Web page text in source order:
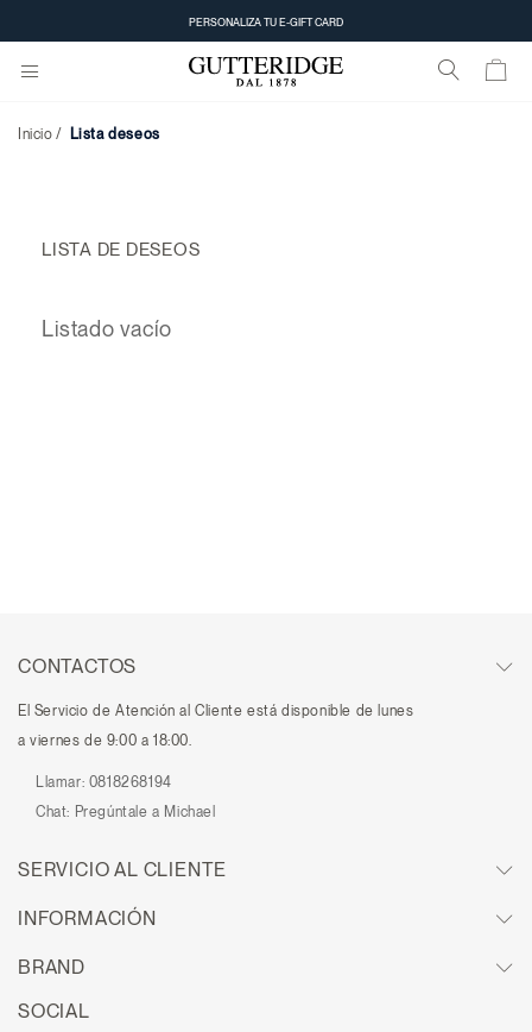
PERSONALIZA TU E-GIFT CARD
Inicio Lista deseos
LISTA DE DESEOS
Listado vacío
CONTACTOS
El Servicio de Atención al Cliente está disponible de lunes
a viernes de 9:00 a 18:00.
Llamar: 0818268194
Chat: Pregúntale a Michael
SERVICIO AL CLIENTE
INFORMACIÓN
BRAND
SOCIAL